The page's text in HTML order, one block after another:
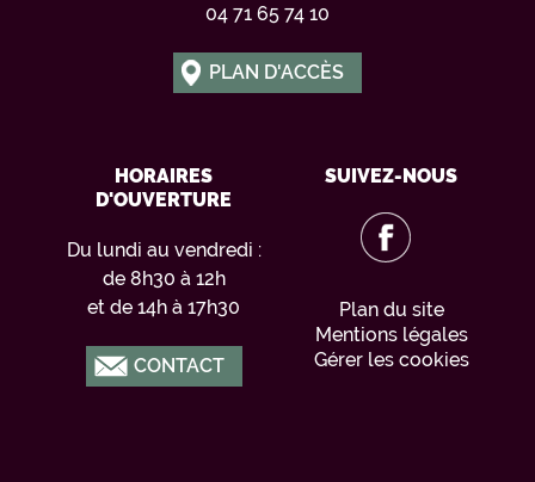
04 71 65 74 10
PLAN D'ACCÈS
HORAIRES
D'OUVERTURE
Du lundi au vendredi :
de 8h30 à 12h
et de 14h à 17h30
CONTACT
SUIVEZ-NOUS
Plan du site
Mentions légales
Gérer les cookies